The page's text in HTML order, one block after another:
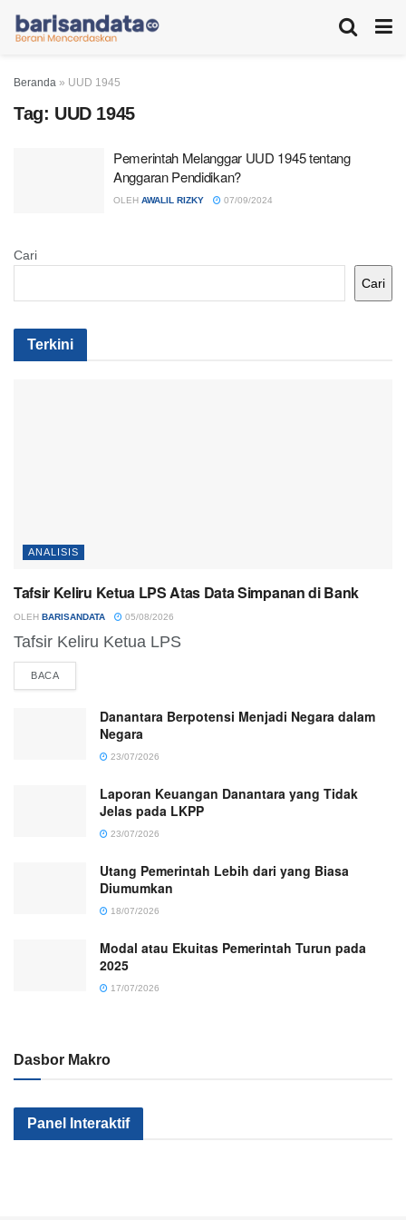
Beranda » UUD 1945
Tag: UUD 1945
Pemerintah Melanggar UUD 1945 tentang
Anggaran Pendidikan?
OLEH AWALIL RIZKY 07/09/2024
Cari
Cari
Terkini
ANALISIS
Tafsir Keliru Ketua LPS Atas Data Simpanan di Bank
OLEH BARISANDATA 05/08/2026
Tafsir Keliru Ketua LPS
BACA
Danantara Berpotensi Menjadi Negara dalam
Negara
23/07/2026
Laporan Keuangan Danantara yang Tidak
Jelas pada LKPP
23/07/2026
Utang Pemerintah Lebih dari yang Biasa
Diumumkan
18/07/2026
Modal atau Ekuitas Pemerintah Turun pada
2025
17/07/2026
Dasbor Makro
Panel Interaktif
Kenapa Sektor
Industri Kita Tak